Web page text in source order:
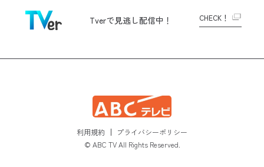
Tverで見逃し配信中！ CHECK！
利用規約
プライバシーポリシー
© ABC TV All Rights Reserved.